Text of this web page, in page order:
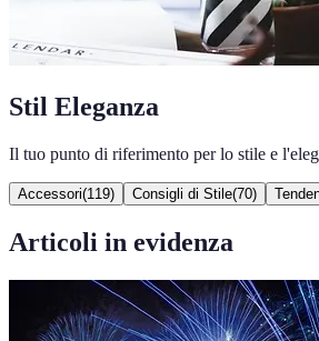
Stil Eleganza
Il tuo punto di riferimento per lo stile e
Accessori(119) Consigli di Stile(70)
Articoli in evidenza